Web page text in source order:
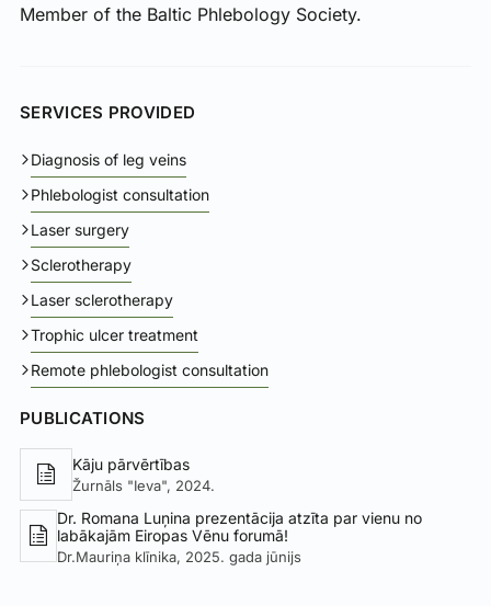
Member of the Baltic Phlebology Society.
SERVICES PROVIDED
Diagnosis of leg veins
Phlebologist consultation
Laser surgery
Sclerotherapy
Laser sclerotherapy
Trophic ulcer treatment
Remote phlebologist consultation
PUBLICATIONS
Kāju pārvērtības
Žurnāls "Ieva", 2024.
Dr. Romana Luņina prezentācija atzīta par vienu no
labākajām Eiropas Vēnu forumā!
Dr.Mauriņa klīnika, 2025. gada jūnijs